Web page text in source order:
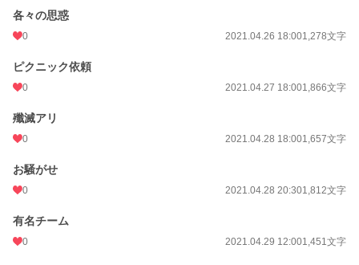
各々の思惑
0 2021.04.26 18:001,278文字
ピクニック依頼
0 2021.04.27 18:001,866文字
殲滅アリ
0 2021.04.28 18:001,657文字
お騒がせ
0 2021.04.28 20:301,812文字
有名チーム
0 2021.04.29 12:001,451文字